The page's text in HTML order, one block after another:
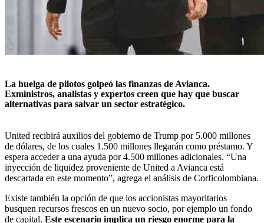
La huelga de pilotos golpeó las finanzas de Avianca.
Exministros, analistas y expertos creen que hay que buscar
alternativas para salvar un sector estratégico.
United recibirá auxilios del gobierno de Trump por 5.000 millones
de dólares, de los cuales 1.500 millones llegarán como préstamo. Y
espera acceder a una ayuda por 4.500 millones adicionales. “Una
inyección de liquidez proveniente de United a Avianca está
descartada en este momento”, agrega el análisis de Corficolombiana.
Existe también la opción de que los accionistas mayoritarios
busquen recursos frescos en un nuevo socio, por ejemplo un fondo
de capital. Este escenario implica un riesgo enorme para la